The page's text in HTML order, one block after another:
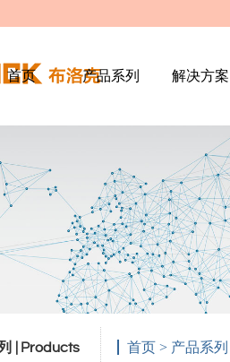
首页 产品系列 解决方案
| Products 首页 > 产品系